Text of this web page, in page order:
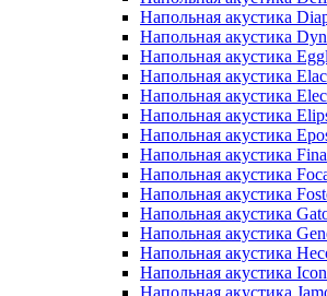
Напольная акустика
Напольная акустика
Напольная акустика
Напольная акустика Elac
Напольная акустика
Напольная акустика
Напольная акустика
Напольная акустика
Напольная акустика
Напольная акустика
Напольная акустика
Напольная акустика
Напольная акустика
Напольная акустика